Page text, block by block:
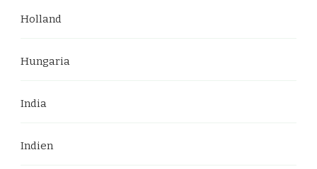
Holland
Hungaria
India
Indien